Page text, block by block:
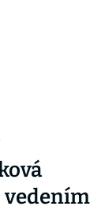
vedením